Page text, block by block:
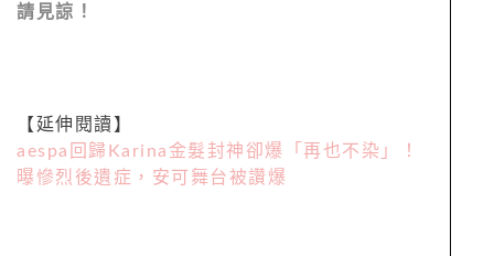
請見諒！
【延伸閱讀】
aespa回歸Karina金髮封神卻爆「再也不染」！
曝慘烈後遺症，安可舞台被讚爆